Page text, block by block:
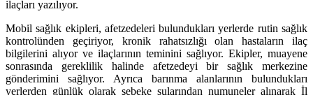
ilaçları yazılıyor.
Mobil sağlık ekipleri, afetzedeleri bulundukları yerlerde rutin sağlık
kontrolünden geçiriyor, kronik rahatsızlığı olan hastaların ilaç
bilgilerini alıyor ve ilaçlarının teminini sağlıyor. Ekipler, muayene
sonrasında gereklilik halinde afetzedeyi bir sağlık merkezine
gönderimini sağlıyor. Ayrıca barınma alanlarının bulundukları
yerlerden günlük olarak şebeke sularından numuneler alınarak İl